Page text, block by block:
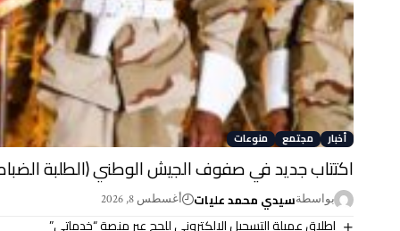
أخبار مجتمع منوعات
اكتتاب جديد في صفوف الجيش الوطني (الطلبة
بواسطةسيدي محمد عليات أغسطس 8, 2026
إطلاق عميلة التسجيل الإلكتروني للحج عبر منصة “خدماتي”